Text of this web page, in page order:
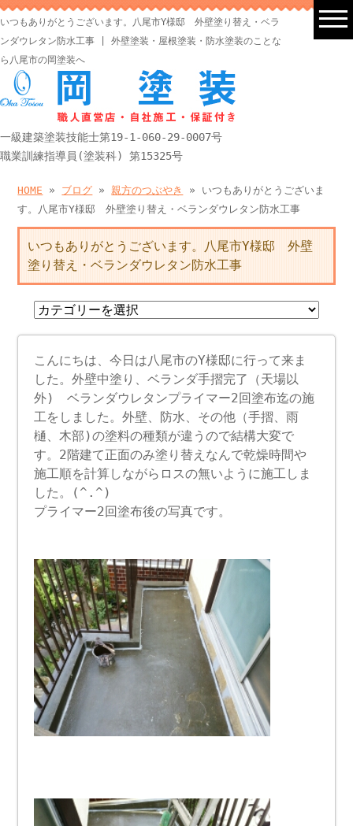
いつもありがとうございます。八尾市Y様邸 外壁塗り替え・ベラ
ンダウレタン防水工事 | 外壁塗装・屋根塗装・防水塗装のことな
ら八尾市の岡塗装へ
一級建築塗装技能士第19-1-060-29-0007号
職業訓練指導員(塗装科) 第15325号
HOME » ブログ »親方のつぶやき
» いつもありがとうございま
す。八尾市Y様邸 外壁塗り替え・ベランダウレタン防水工事
いつもありがとうございます。八尾市Y様邸 外壁
塗り替え・ベランダウレタン防水工事
こんにちは、今日は八尾市のY様邸に行って来ま
した。外壁中塗り、ベランダ手摺完了（天場以
外) ベランダウレタンプライマー2回塗布迄の施
工をしました。外壁、防水、その他（手摺、雨
樋、木部)の塗料の種類が違うので結構大変で
す。2階建て正面のみ塗り替えなんで乾燥時間や
施工順を計算しながらロスの無いように施工しま
した。(^.^)
プライマー2回塗布後の写真です。